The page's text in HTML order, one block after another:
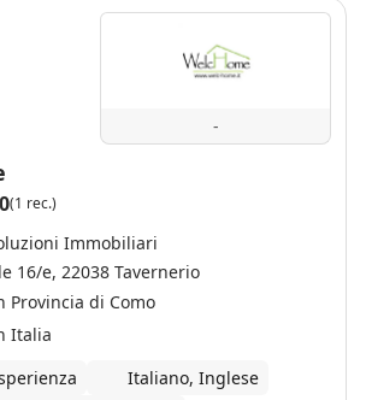
-
(1 rec.)
Immobiliari
16/e, 22038 Tavernerio
Provincia di Como
Italia
Italiano, Inglese